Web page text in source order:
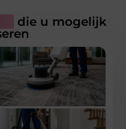
die u mogelijk